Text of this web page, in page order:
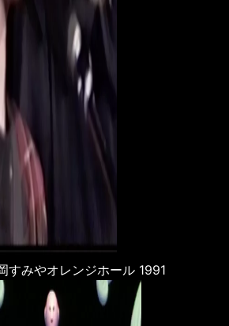
すみやオレンジホール 1991